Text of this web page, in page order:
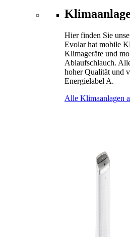
Klimaanlage
Hier finden Sie
Evolar hat mobile
Klimageräte und
Ablaufschlauch.
hoher Qualität und
Energielabel A.
Alle Klimaanlagen